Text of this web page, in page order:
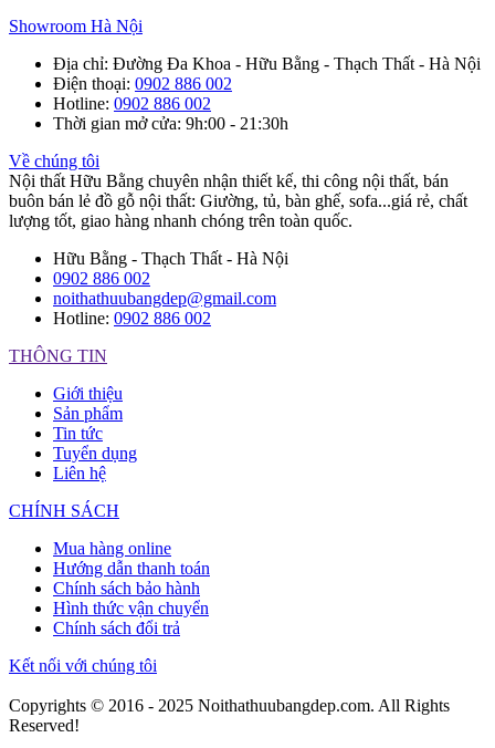
Showroom Hà Nội
Địa chỉ: Đường Đa Khoa - Hữu Bằng - Thạch Thất - Hà Nội
Điện thoại: 0902 886 002
Hotline: 0902 886 002
Thời gian mở cửa: 9h:00 - 21:30h
Về chúng tôi
Nội thất Hữu Bằng chuyên nhận thiết kế, thi công nội thất, bán
buôn bán lẻ đồ gỗ nội thất: Giường, tủ, bàn ghế, sofa...giá rẻ, chất
lượng tốt, giao hàng nhanh chóng trên toàn quốc.
Hữu Bằng - Thạch Thất - Hà Nội
0902 886 002
noithathuubangdep@gmail.com
Hotline: 0902 886 002
THÔNG TIN
Giới thiệu
Sản phẩm
Tin tức
Tuyển dụng
Liên hệ
CHÍNH SÁCH
Mua hàng online
Hướng dẫn thanh toán
Chính sách bảo hành
Hình thức vận chuyển
Chính sách đổi trả
Kết nối với chúng tôi
Copyrights © 2016 - 2025 Noithathuubangdep.com. All Rights
Reserved!